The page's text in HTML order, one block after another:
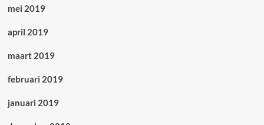
mei 2019
april 2019
maart 2019
februari 2019
januari 2019